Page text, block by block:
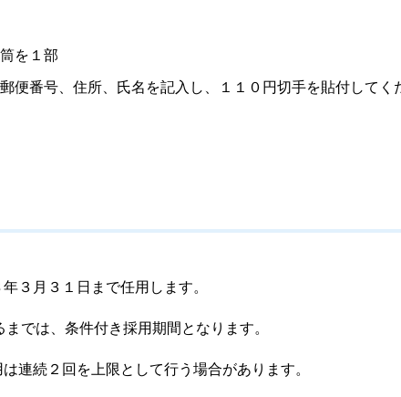
を１部
便番号、住所、氏名を記入し、１１０円切手を貼付してく
３月３１日まで任用します。
では、条件付き採用期間となります。
連続２回を上限として行う場合があります。